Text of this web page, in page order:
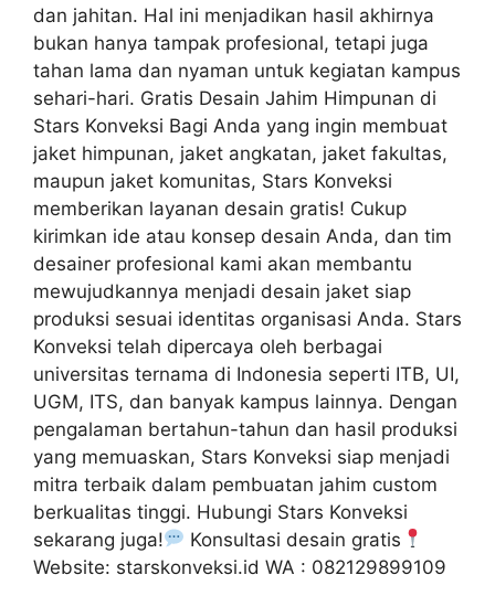
dan jahitan. Hal ini menjadikan hasil akhirnya
bukan hanya tampak profesional, tetapi juga
tahan lama dan nyaman untuk kegiatan kampus
sehari-hari. Gratis Desain Jahim Himpunan di
Stars Konveksi Bagi Anda yang ingin membuat
jaket himpunan, jaket angkatan, jaket fakultas,
maupun jaket komunitas, Stars Konveksi
memberikan layanan desain gratis! Cukup
kirimkan ide atau konsep desain Anda, dan tim
desainer profesional kami akan membantu
mewujudkannya menjadi desain jaket siap
produksi sesuai identitas organisasi Anda. Stars
Konveksi telah dipercaya oleh berbagai
universitas ternama di Indonesia seperti ITB, UI,
UGM, ITS, dan banyak kampus lainnya. Dengan
pengalaman bertahun-tahun dan hasil produksi
yang memuaskan, Stars Konveksi siap menjadi
mitra terbaik dalam pembuatan jahim custom
berkualitas tinggi. Hubungi Stars Konveksi
sekarang juga!
Konsultasi desain gratis
Website: starskonveksi.id WA : 082129899109